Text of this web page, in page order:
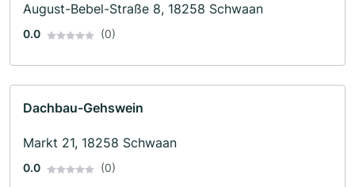
August-Bebel-Straße 8, 18258 Schwaan
0.0 (0)
Dachbau-Gehswein
Markt 21, 18258 Schwaan
0.0 (0)